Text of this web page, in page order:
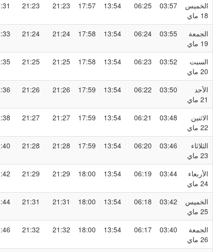
03:57
06:25
13:54
17:57
21:23
21:23
23:31
03:55
06:24
13:54
17:58
21:24
21:24
23:33
03:52
06:23
13:54
17:58
21:25
21:25
23:35
03:50
06:22
13:54
17:59
21:26
21:26
23:36
03:48
06:21
13:54
17:59
21:27
21:27
23:38
03:46
06:20
13:54
17:59
21:28
21:28
23:40
03:44
06:19
13:54
18:00
21:29
21:29
23:42
03:42
06:18
13:54
18:00
21:31
21:31
23:44
03:40
06:17
13:54
18:00
21:32
21:32
23:46